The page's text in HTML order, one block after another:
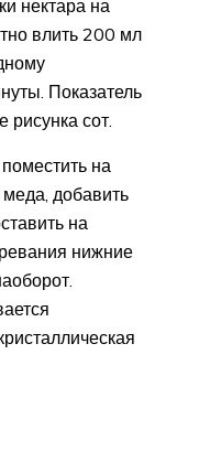
нектара на
влить 200 мл
Показатель
рисунка сот.
на
добавить
на
нижние